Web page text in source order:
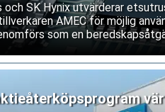
och SK Hynix utvärderar
AMEC för möjlig
som en
försvåra service och
uppgifterna.